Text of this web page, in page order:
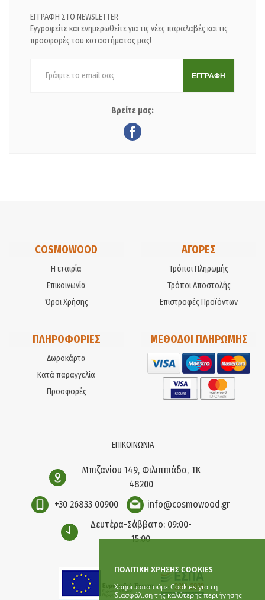
ΠΟΛΙΤΙΚΗ ΧΡΗΣΗΣ COOKIES
Χρησιμοποιούμε Cookies για τη
διασφάλιση της καλύτερης περιήγησης
ΕΓΓΡΑΦΗ ΣΤΟ NEWSLETTER
Εγγραφείτε και ενημερωθείτε για τις νέες παραλαβές και τις
προσφορές του καταστήματος μας!
ΕΓΓΡΑΦΗ
Βρείτε μας:
COSMOWOOD
Η εταιρία
Επικοινωνία
Όροι Χρήσης
ΑΓΟΡΕΣ
Τρόποι Πληρωμής
Τρόποι Αποστολής
Επιστροφές Προϊόντων
ΠΛΗΡΟΦΟΡΙΕΣ
Δωροκάρτα
Κατά παραγγελία
Προσφορές
ΜΕΘΟΔΟΙ ΠΛΗΡΩΜΗΣ
ΕΠΙΚΟΙΝΩΝΙΑ
Μπιζανίου 149, Φιλιππιάδα, ΤΚ
48200
+30 26833 00900
info@cosmowood.gr
Δευτέρα-Σάββατο: 09:00-
15:00